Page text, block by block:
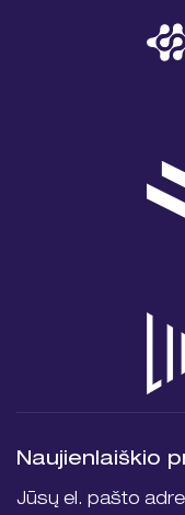
Naujienlaiškio
Jūsų el. pašto